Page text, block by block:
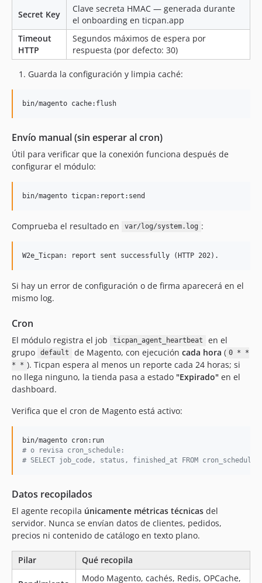
Secret Key
Clave secreta HMAC — generada durante
el onboarding en ticpan.app
Timeout
HTTP
Segundos máximos de espera por
respuesta (por defecto: 30)
Guarda la configuración y limpia caché:
bin/magento cache:flush
Envío manual (sin esperar al cron)
Útil para verificar que la conexión funciona después de
configurar el módulo:
bin/magento ticpan:report:send
Comprueba el resultado en var/log/system.log :
Si hay un error de configuración o de firma aparecerá en el
mismo log.
Cron
El módulo registra el job ticpan_agent_heartbeat
en el
grupo
default de Magento, con ejecución cada hora ( 0 * *
* * ). Ticpan espera al menos un reporte cada 24 horas; si
no llega ninguno, la tienda pasa a estado "Expirado" en el
dashboard.
Verifica que el cron de Magento está activo:
# o revisa cron_schedule:
# SELECT job_code, status, finished_at FROM cron_schedule
Datos recopilados
El agente recopila únicamente métricas técnicas del
servidor. Nunca se envían datos de clientes, pedidos,
precios ni contenido de catálogo en texto plano.
Pilar Qué recopila
Modo Magento, cachés, Redis, OPCache,